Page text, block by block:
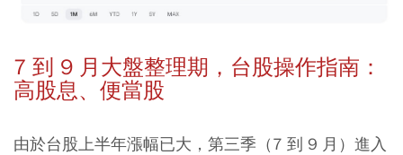
7 到 9 月大盤整理期，台股操作指南：
高股息、便當股
由於台股上半年漲幅已大，第三季（7 到 9 月）進入